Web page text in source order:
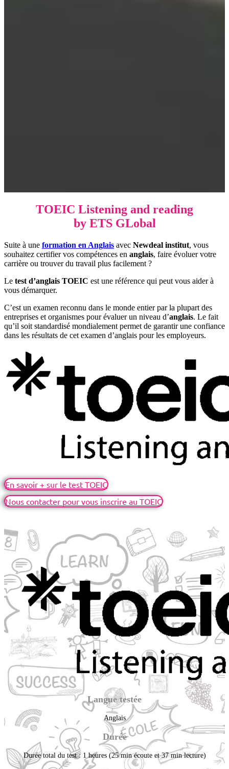
TOEIC Listening and reading
by ETS GLobal
Suite à une formation en Anglais avec Newdeal institut, vous
souhaitez certifier vos compétences en anglais, faire évoluer votre
carrière ou trouver du travail plus facilement ?
Le test d’anglais TOEIC est une référence qui peut vous aider à
vous démarquer.
C’est un examen reconnu dans le monde entier par la plupart des
entreprises et organismes pour évaluer un niveau d’anglais. Le fait
qu’il soit standardisé mondialement permet de garantir une confiance
dans les résultats de cet examen d’anglais pour les employeurs.
En savoir + sur le test TOEIC
Nous contacter pour vous inscrire au TOEIC
Langue testée
Anglais
Durée
Durée total du test : 1 heures (25 min écoute et 37 min lecture)